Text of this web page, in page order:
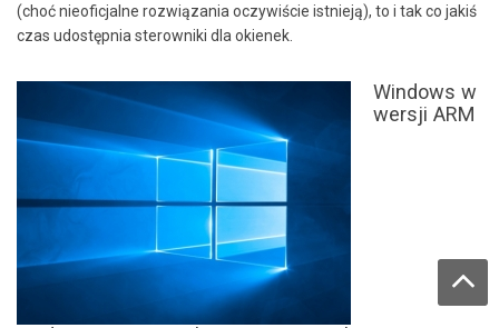
(choć nieoficjalne rozwiązania oczywiście istnieją), to i tak co jakiś
czas udostępnia sterowniki dla okienek.
Windows w
wersji ARM